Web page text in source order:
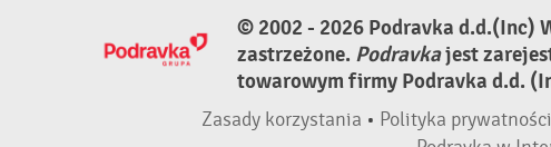
© 2002 - 2026 Podravka d.d.(Inc)
zastrzeżone. Podravkajest
towarowym firmy Podravka d.d.
Zasady korzystania • Polityka prywatności